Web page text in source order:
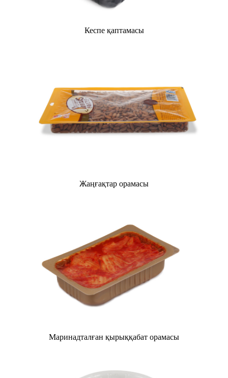
Кеспе қаптамасы
Жаңғақтар орамасы
Маринадталған қырыққабат орамасы